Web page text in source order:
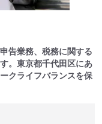
告業務、税務に関する
。東京都千代田区にあ
クライフバランスを保